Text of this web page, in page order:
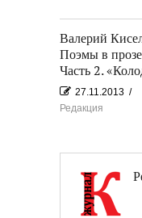
Валерий
Поэмы в
Часть 2.
27.11.2013 /
Редакция